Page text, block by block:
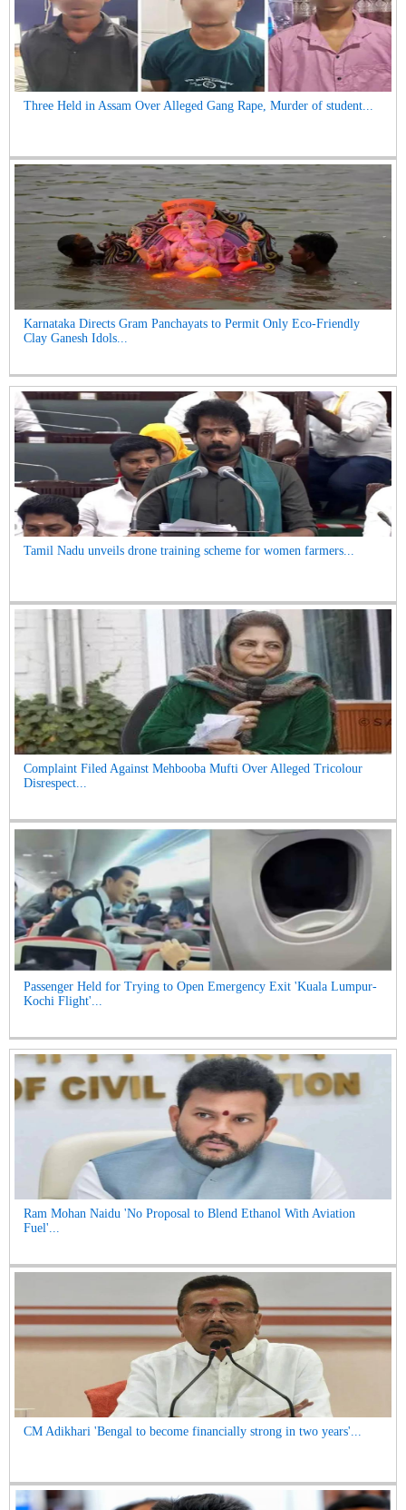
Three Held in Assam Over Alleged Gang Rape, Murder of student...
Karnataka Directs Gram Panchayats to Permit Only Eco-Friendly
Clay Ganesh Idols...
Tamil Nadu unveils drone training scheme for women farmers...
Complaint Filed Against Mehbooba Mufti Over Alleged Tricolour
Disrespect...
Passenger Held for Trying to Open Emergency Exit 'Kuala Lumpur-
Kochi Flight'...
Ram Mohan Naidu 'No Proposal to Blend Ethanol With Aviation
Fuel'...
CM Adikhari 'Bengal to become financially strong in two years'...